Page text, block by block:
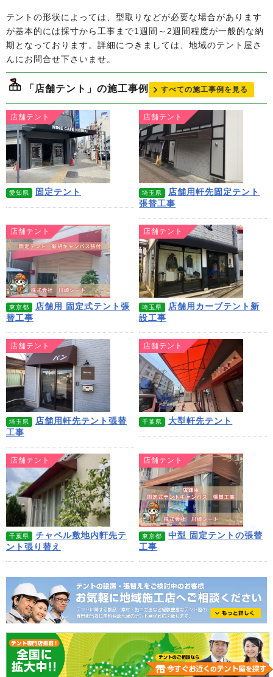
テントの形状によっては、型取りなどが必要な場合があります
が基本的には採寸から工事まで1週間～2週間程度が一般的な納
期となっております。詳細につきましては、地域のテント屋さ
んにお問合せ下さいませ。
「店舗テント」の施工事例 すべての施工事例を見る
店舗テント
愛知県 固定テント
店舗テント
埼玉県
店舗用軒先固定テント
張替工事
店舗テント
東京都
店舗用 固定式テント張
替工事
店舗テント
埼玉県
店舗用カーブテント新
設工事
店舗テント
埼玉県
店舗用軒先テント張替
工事
店舗テント
千葉県 大型軒先テント
店舗テント
千葉県
チャペル敷地内軒先テ
ント張り替え
店舗テント
東京都
中型 固定テントの張替
工事